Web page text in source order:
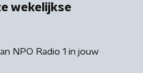
wekelijkse
NPO Radio 1 in jouw